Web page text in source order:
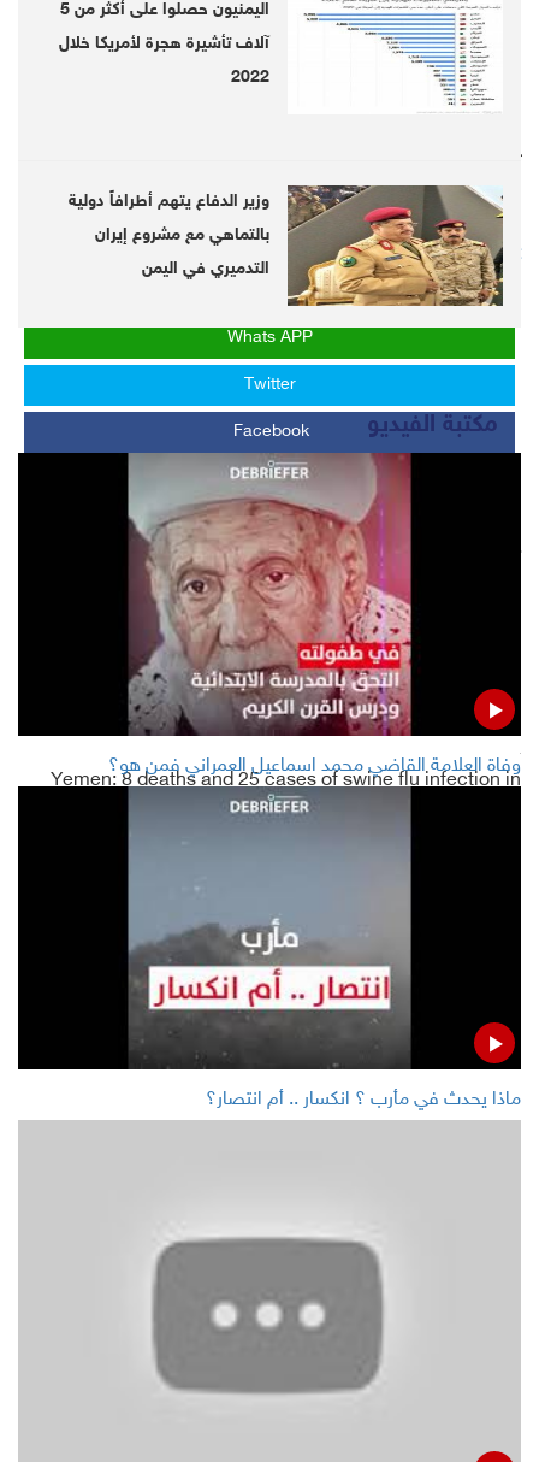
authorities have not made any statement
about the incident so far.
@DebrieferNet
Follow us on Telegram
https://telegram.me/DebrieferNet
Whats APP
Twitter
Facebook
LinkedIn
Three UNMHA members denied access to Sana'a
Taiz safe corridors deal finalized, awaits Griffiths'
approval: Journalist
Yemen: 8 deaths and 25 cases of swine flu infection in
Read Also
Military police commander, his companions killed in
Marib by Houthi ambush
Yemen: Commander of Operations for Asifa Brigade of
Yemeni gov.t forces killed in Jizan
Trading using gold dinar and barter trade to beat
اليمنيون حصلوا على أكثر من 5
آلاف تأشيرة هجرة لأمريكا خلال
2022
وزير الدفاع يتهم أطرافاً دولية
بالتماهي مع مشروع إيران
التدميري في اليمن
مكتبة الفيديو
وفاة العلامة القاضي محمد اسماعيل العمراني فمن هو؟
ماذا يحدث في مأرب ؟ انكسار .. أم انتصار؟